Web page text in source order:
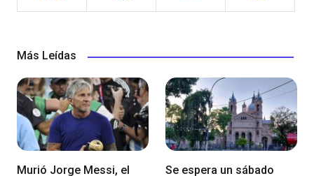
Más Leídas
Murió Jorge Messi, el
Se espera un sábado